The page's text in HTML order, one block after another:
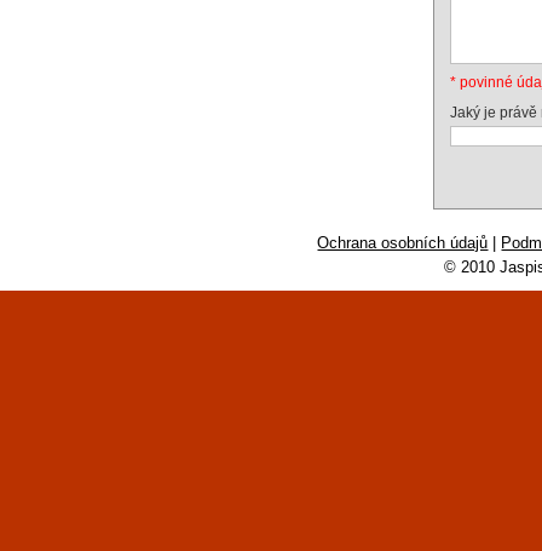
* povinné
Jaký je právě
Ochrana osobních údajů
© 2010